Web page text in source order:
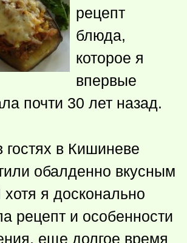
рецепт
блюда,
которое я
впервые
почти 30 лет назад.
в Кишиневе
обалденно вкусным
я досконально
рецепт и особенности
еще долгое время